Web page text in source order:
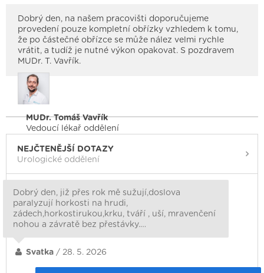
Dobrý den, na našem pracovišti doporučujeme
provedení pouze kompletní obřízky vzhledem k tomu,
že po částečné obřízce se může nález velmi rychle
vrátit, a tudíž je nutné výkon opakovat. S pozdravem
MUDr. T. Vavřík.
MUDr. Tomáš Vavřík
Vedoucí lékař oddělení
NEJČTENĚJŠÍ DOTAZY
Urologické oddělení
Dobrý den, již přes rok mě sužují,doslova
paralyzují horkosti na hrudi,
zádech,horkostirukou,krku, tváří , uší, mravenčení
nohou a závratě bez přestávky.…
Svatka / 28. 5. 2026